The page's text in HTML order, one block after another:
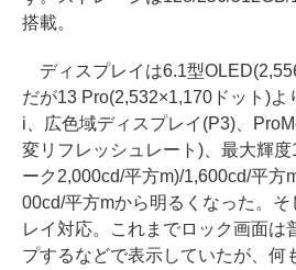
搭載。
ディスプレイは6.1型
だが13 Pro(2,532×1,170ドット)よ
i、広色域ディスプレイ(P3)、
変リフレッシュレート)、最大輝
ーク2,000cd/平方m)/1,600cd/平方
00cd/平方mから明るくなった。
レイ対応。これまでロック画面は
プするなどで表示していたが、何